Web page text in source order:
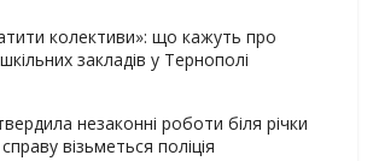
колективи»: що кажуть про
закладів у Тернополі
незаконні роботи біля річки
візьметься поліція